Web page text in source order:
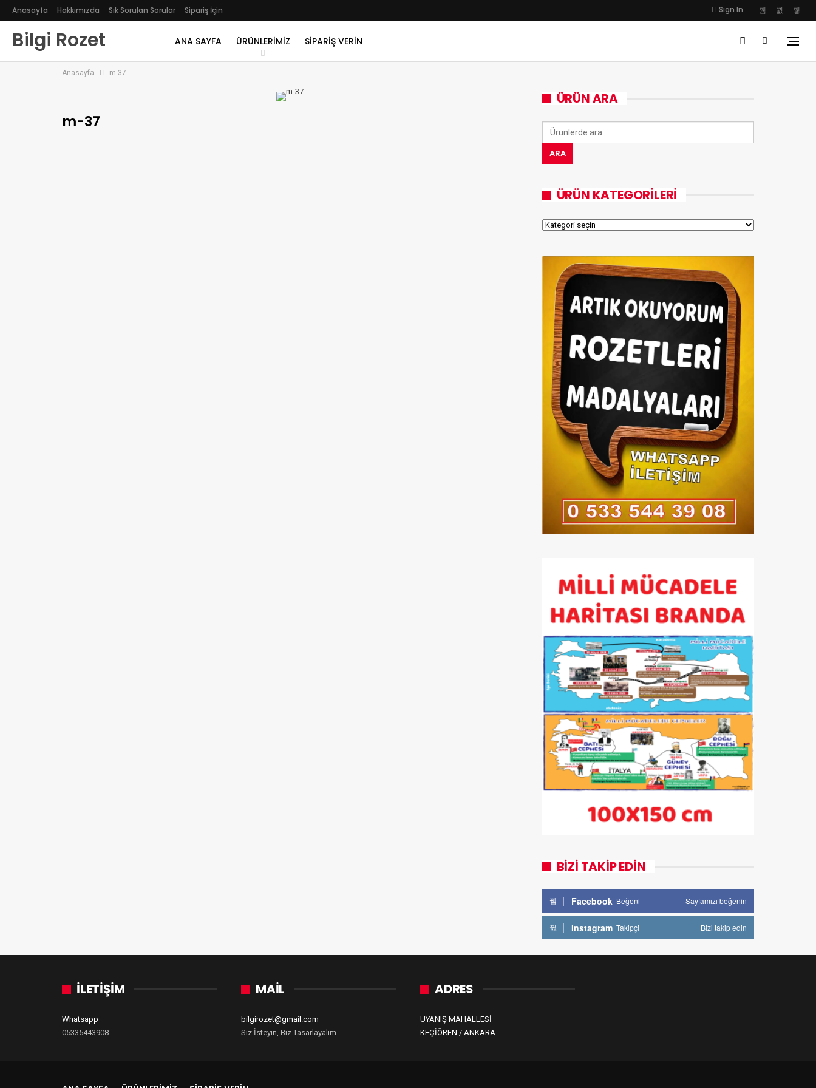
Sign In
Anasayfa Hakkımızda Sık Sorulan Sorular Sipariş İçin
Bilgi Rozet ANA SAYFA ÜRÜNLERIMIZ SIPARIŞ VERIN
Anasayfa m-37
m-37
ÜRÜN ARA
Ara:
ARA
ÜRÜN KATEGORILERI
BİZİ TAKİP EDİN
Facebook Beğeni Sayfamızı beğenin
Instagram Takipçi Bizi takip edin
İLETİŞİM
Whatsapp
05335443908
MAİL
bilgirozet@gmail.com
Siz İsteyin, Biz Tasarlayalım
ADRES
UYANIŞ MAHALLESİ
KEÇİÖREN / ANKARA